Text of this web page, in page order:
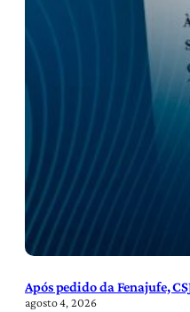
Após pedido da Fenajufe,
agosto 4, 2026